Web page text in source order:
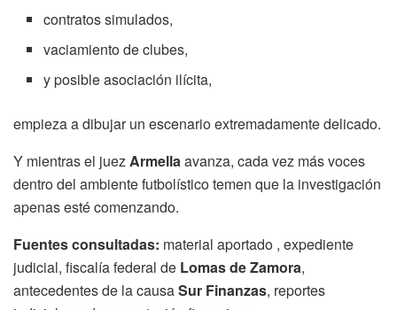
contratos simulados,
vaciamiento de clubes,
y posible asociación ilícita,
empieza a dibujar un escenario extremadamente delicado.
Y mientras el juezArmellaavanza, cada vez más voces
dentro del ambiente futbolístico temen que la investigación
apenas esté comenzando.
Fuentes consultadas: material aportado , expediente
judicial, fiscalía federal de Lomas de Zamora,
antecedentes de la causaSur Finanzas, reportes